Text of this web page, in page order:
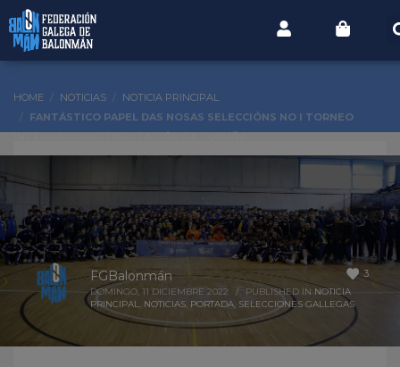
HOME NOTICIAS
NOTICIA PRINCIPAL
FANTÁSTICO PAPEL DAS NOSAS SELECCIÓNS NO I TORNEO
3
FGBalonmán
DOMINGO, 11 DICIEMBRE 2022 / PUBLISHED IN NOTICIA
PRINCIPAL, NOTICIAS, PORTADA, SELECCIONES GALLEGAS